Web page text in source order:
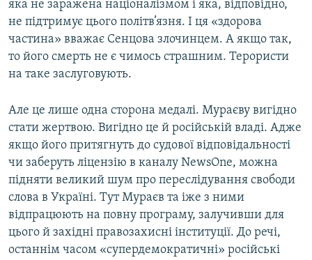
яка не заражена націоналізмом і яка, відповідно,
не підтримує цього політв’язня. І ця «здорова
частина» вважає Сенцова злочинцем. А якщо так,
то його смерть не є чимось страшним. Терористи
на таке заслуговують.
Але це лише одна сторона медалі. Мураєву вигідно
стати жертвою. Вигідно це й російській владі. Адже
якщо його притягнуть до судової відповідальності
чи заберуть ліцензію в каналу NewsOne, можна
підняти великий шум про переслідування свободи
слова в Україні. Тут Мураєв та іже з ними
відпрацюють на повну програму, залучивши для
цього й західні правозахисні інституції. До речі,
останнім часом «супердемократичні» російські